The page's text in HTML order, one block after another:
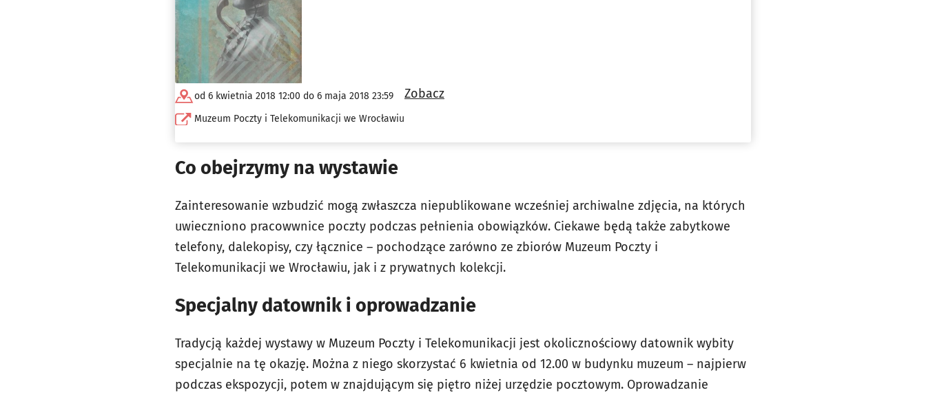
od 6 kwietnia 2018 12:00 do 6 maja 2018 23:59
Muzeum Poczty i Telekomunikacji we Wrocławiu
Zobacz
Co obejrzymy na wystawie
Zainteresowanie wzbudzić mogą zwłaszcza niepublikowane wcześniej archiwalne zdjęcia, na których
uwieczniono pracowwnice poczty podczas pełnienia obowiązków. Ciekawe będą także zabytkowe
telefony, dalekopisy, czy łącznice – pochodzące zarówno ze zbiorów Muzeum Poczty i
Telekomunikacji we Wrocławiu, jak i z prywatnych kolekcji.
Specjalny datownik i oprowadzanie
Tradycją każdej wystawy w Muzeum Poczty i Telekomunikacji jest okolicznościowy datownik wybity
specjalnie na tę okazję. Można z niego skorzystać 6 kwietnia od 12.00 w budynku muzeum – najpierw
podczas ekspozycji, potem w znajdującym się piętro niżej urzędzie pocztowym. Oprowadzanie